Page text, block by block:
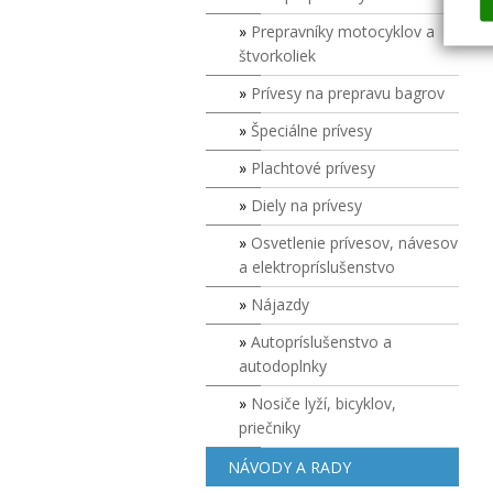
Prepravníky motocyklov a
štvorkoliek
Prívesy na prepravu bagrov
Špeciálne prívesy
Plachtové prívesy
Diely na prívesy
Osvetlenie prívesov, návesov
a elektropríslušenstvo
Nájazdy
Autopríslušenstvo a
autodoplnky
Nosiče lyží, bicyklov,
priečniky
NÁVODY A RADY